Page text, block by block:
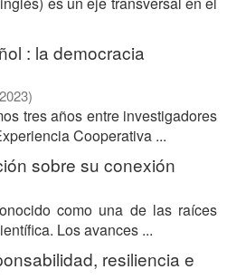
: la democracia
2023)
tres años entre investigadores
Cooperativa ...
sobre su conexión
como una de las raíces
Los avances ...
resiliencia e